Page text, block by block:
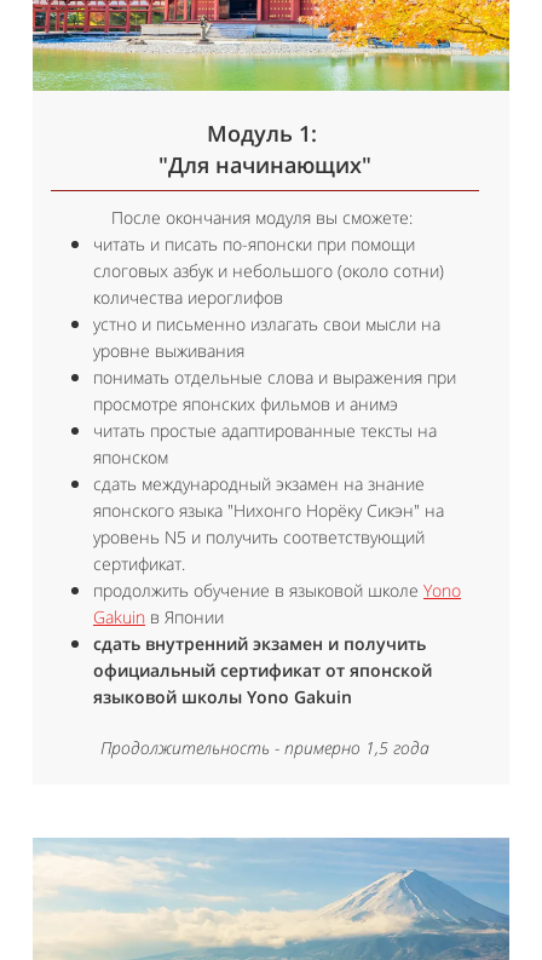
Модуль 1:
"Для начинающих"
После окончания модуля вы сможете:
читать и писать по-японски при помощи
слоговых азбук и небольшого (около сотни)
количества иероглифов
устно и письменно излагать свои мысли на
уровне выживания
понимать отдельные слова и выражения при
просмотре японских фильмов и анимэ
читать простые адаптированные тексты на
японском
сдать международный экзамен на знание
японского языка "Нихонго Норёку Сикэн" на
уровень N5 и получить соответствующий
сертификат.
продолжить обучение в языковой школе Yono
Gakuin в Японии
сдать внутренний экзамен и получить
официальный сертификат от японской
языковой школы Yono Gakuin
Продолжительность - примерно 1,5 года